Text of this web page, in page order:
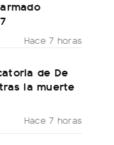
Hace 7 horas
de De
la muerte
Hace 7 horas